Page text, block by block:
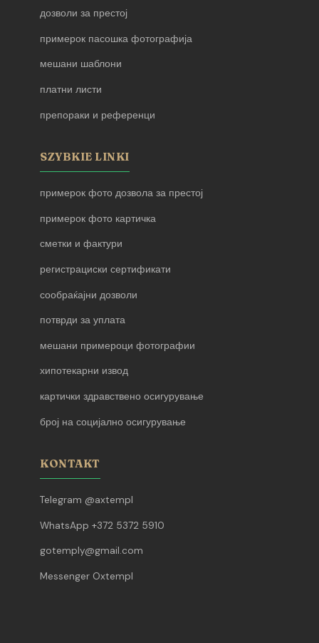
дозволи за престој
примерок пасошка фотографија
мешани шаблони
платни листи
препораки и референци
SZYBKIE LINKI
примерок фото дозвола за престој
примерок фото картичка
сметки и фактури
регистрациски сертификати
сообраќајни дозволи
потврди за уплата
мешани примероци фотографии
хипотекарни извод
картички здравствено осигурување
број на социјално осигурување
KONTAKT
Telegram @axtempl
WhatsApp +372 5372 5910
gotemply@gmail.com
Messenger Oxtempl